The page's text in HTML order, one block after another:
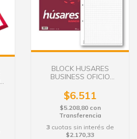
BLOCK HUSARES
BUSINESS OFICIO
HOJAS
$6.511
$5.208,80 con
Transferencia
3 cuotas sin interés de
$2.170,33